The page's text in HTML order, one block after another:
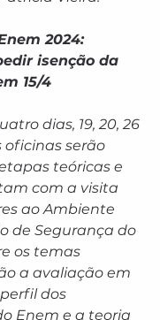
2024:
isenção da
15/4
dias, 19, 20, 26
oficinas serão
teóricas e
com a visita
ao Ambiente
de Segurança do
os temas
a avaliação em
dos
Enem e a teoria